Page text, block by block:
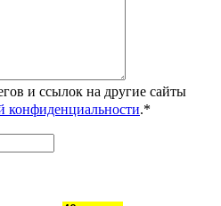
и ссылок на другие сайты
конфиденциальности.*